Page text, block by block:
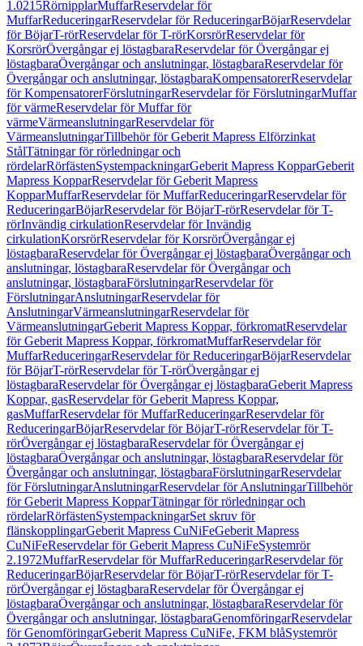
1.0215RörnipplarMuffarReservdelar för
MuffarReduceringarReservdelar för ReduceringarBöjarReservdelar
för BöjarT-rörReservdelar för T-rörKorsrörReservdelar för
KorsrörÖvergångar ej löstagbaraReservdelar för Övergångar ej
löstagbaraÖvergångar och anslutningar, löstagbaraReservdelar för
Övergångar och anslutningar, löstagbaraKompensatorerReservdelar
för KompensatorerFörslutningarReservdelar för FörslutningarMuffar
för värmeReservdelar för Muffar för
värmeVärmeanslutningarReservdelar för
VärmeanslutningarTillbehör för Geberit Mapress Elförzinkat
StålTätningar för rörledningar och
rördelarRörfästenSystempackningarGeberit Mapress KopparGeberit
Mapress KopparReservdelar för Geberit Mapress
KopparMuffarReservdelar för MuffarReduceringarReservdelar för
ReduceringarBöjarReservdelar för BöjarT-rörReservdelar för T-
rörInvändig cirkulationReservdelar för Invändig
cirkulationKorsrörReservdelar för KorsrörÖvergångar ej
löstagbaraReservdelar för Övergångar ej löstagbaraÖvergångar och
anslutningar, löstagbaraReservdelar för Övergångar och
anslutningar, löstagbaraFörslutningarReservdelar för
FörslutningarAnslutningarReservdelar för
AnslutningarVärmeanslutningarReservdelar för
VärmeanslutningarGeberit Mapress Koppar, förkromatReservdelar
för Geberit Mapress Koppar, förkromatMuffarReservdelar för
MuffarReduceringarReservdelar för ReduceringarBöjarReservdelar
för BöjarT-rörReservdelar för T-rörÖvergångar ej
löstagbaraReservdelar för Övergångar ej löstagbaraGeberit Mapress
Koppar, gasReservdelar för Geberit Mapress Koppar,
gasMuffarReservdelar för MuffarReduceringarReservdelar för
ReduceringarBöjarReservdelar för BöjarT-rörReservdelar för T-
rörÖvergångar ej löstagbaraReservdelar för Övergångar ej
löstagbaraÖvergångar och anslutningar, löstagbaraReservdelar för
Övergångar och anslutningar, löstagbaraFörslutningarReservdelar
för FörslutningarAnslutningarReservdelar för AnslutningarTillbehör
för Geberit Mapress KopparTätningar för rörledningar och
rördelarRörfästenSystempackningarSet skruv för
flänskopplingarGeberit Mapress CuNiFeGeberit Mapress
CuNiFeReservdelar för Geberit Mapress CuNiFeSystemrör
2.1972MuffarReservdelar för MuffarReduceringarReservdelar för
ReduceringarBöjarReservdelar för BöjarT-rörReservdelar för T-
rörÖvergångar ej löstagbaraReservdelar för Övergångar ej
löstagbaraÖvergångar och anslutningar, löstagbaraReservdelar för
Övergångar och anslutningar, löstagbaraGenomföringarReservdelar
för GenomföringarGeberit Mapress CuNiFe, FKM blåSystemrör